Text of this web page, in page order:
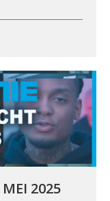
MEI 2025